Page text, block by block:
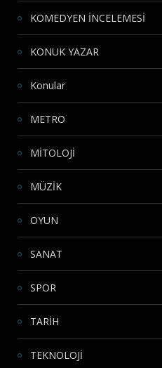
KOMEDYEN İNCELEMESİ
KONUK YAZAR
Konular
METRO
MİTOLOJİ
MÜZİK
OYUN
SANAT
SPOR
TARİH
TEKNOLOJİ